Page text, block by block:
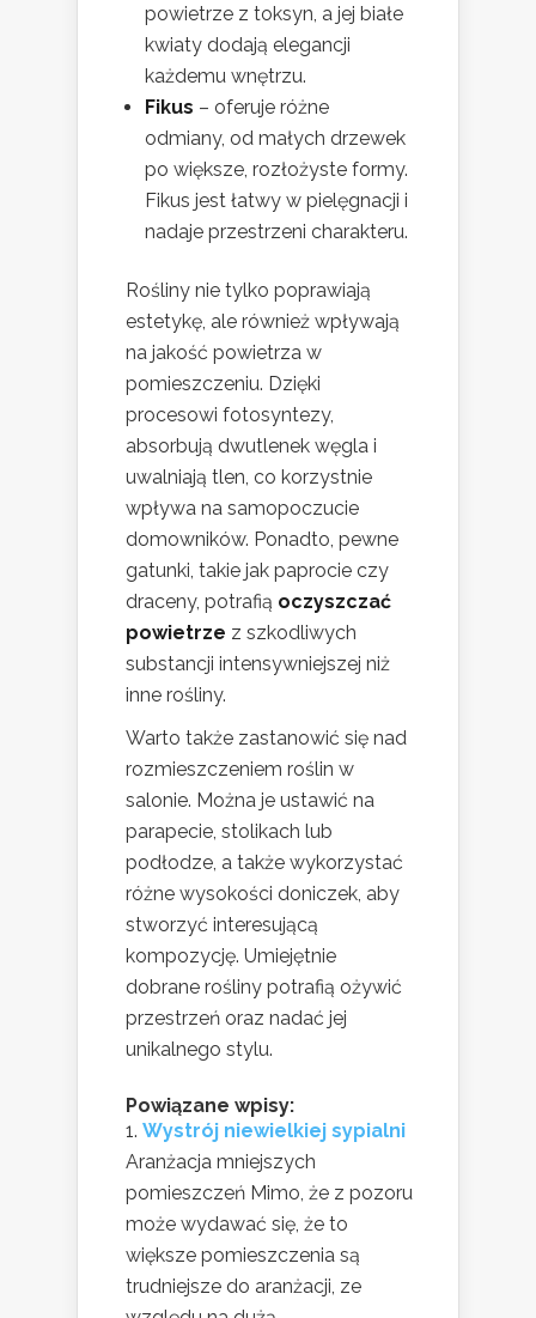
powietrze z toksyn, a jej białe
kwiaty dodają elegancji
każdemu wnętrzu.
Fikus – oferuje różne
odmiany, od małych drzewek
po większe, rozłożyste formy.
Fikus jest łatwy w pielęgnacji i
nadaje przestrzeni charakteru.
Rośliny nie tylko poprawiają
estetykę, ale również wpływają
na jakość powietrza w
pomieszczeniu. Dzięki
procesowi fotosyntezy,
absorbują dwutlenek węgla i
uwalniają tlen, co korzystnie
wpływa na samopoczucie
domowników. Ponadto, pewne
gatunki, takie jak paprocie czy
draceny, potrafią oczyszczać
powietrze z szkodliwych
substancji intensywniejszej niż
inne rośliny.
Warto także zastanowić się nad
rozmieszczeniem roślin w
salonie. Można je ustawić na
parapecie, stolikach lub
podłodze, a także wykorzystać
różne wysokości doniczek, aby
stworzyć interesującą
kompozycję. Umiejętnie
dobrane rośliny potrafią ożywić
przestrzeń oraz nadać jej
unikalnego stylu.
Powiązane wpisy:
Wystrój niewielkiej sypialni
Aranżacja mniejszych
pomieszczeń Mimo, że z pozoru
może wydawać się, że to
większe pomieszczenia są
trudniejsze do aranżacji, ze